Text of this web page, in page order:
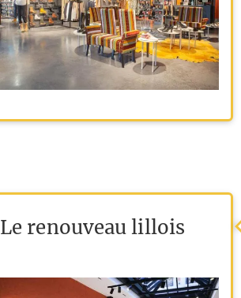
Le renouveau lillois